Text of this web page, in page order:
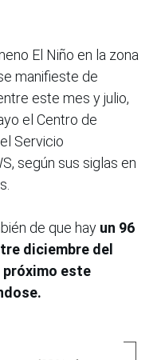
El Niño en la zona
manifieste de
este mes y julio,
el Centro de
Servicio
según sus siglas en
de que hay un 96
diciembre del
próximo este